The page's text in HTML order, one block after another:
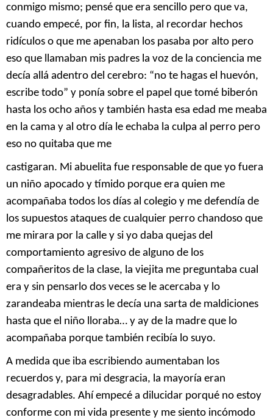
conmigo mismo; pensé que era sencillo pero que va,
cuando empecé, por fin, la lista, al recordar hechos
ridículos o que me apenaban los pasaba por alto pero
eso que llamaban mis padres la voz de la conciencia me
decía allá adentro del cerebro: “no te hagas el huevón,
escribe todo” y ponía sobre el papel que tomé biberón
hasta los ocho años y también hasta esa edad me meaba
en la cama y al otro día le echaba la culpa al perro pero
eso no quitaba que me
castigaran. Mi abuelita fue responsable de que yo fuera
un niño apocado y tímido porque era quien me
acompañaba todos los días al colegio y me defendía de
los supuestos ataques de cualquier perro chandoso que
me mirara por la calle y si yo daba quejas del
comportamiento agresivo de alguno de los
compañeritos de la clase, la viejita me preguntaba cual
era y sin pensarlo dos veces se le acercaba y lo
zarandeaba mientras le decía una sarta de maldiciones
hasta que el niño lloraba… y ay de la madre que lo
acompañaba porque también recibía lo suyo.
A medida que iba escribiendo aumentaban los
recuerdos y, para mi desgracia, la mayoría eran
desagradables. Ahí empecé a dilucidar porqué no estoy
conforme con mi vida presente y me siento incómodo